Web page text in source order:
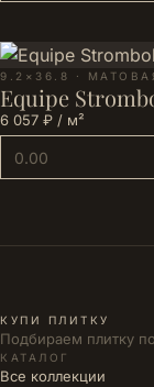
9.2×36.8 ·
Equipe
6 057 ₽ / м²
КУПИ ПЛИТКУ
Подбираем плитку
КАТАЛОГ
Все коллекции